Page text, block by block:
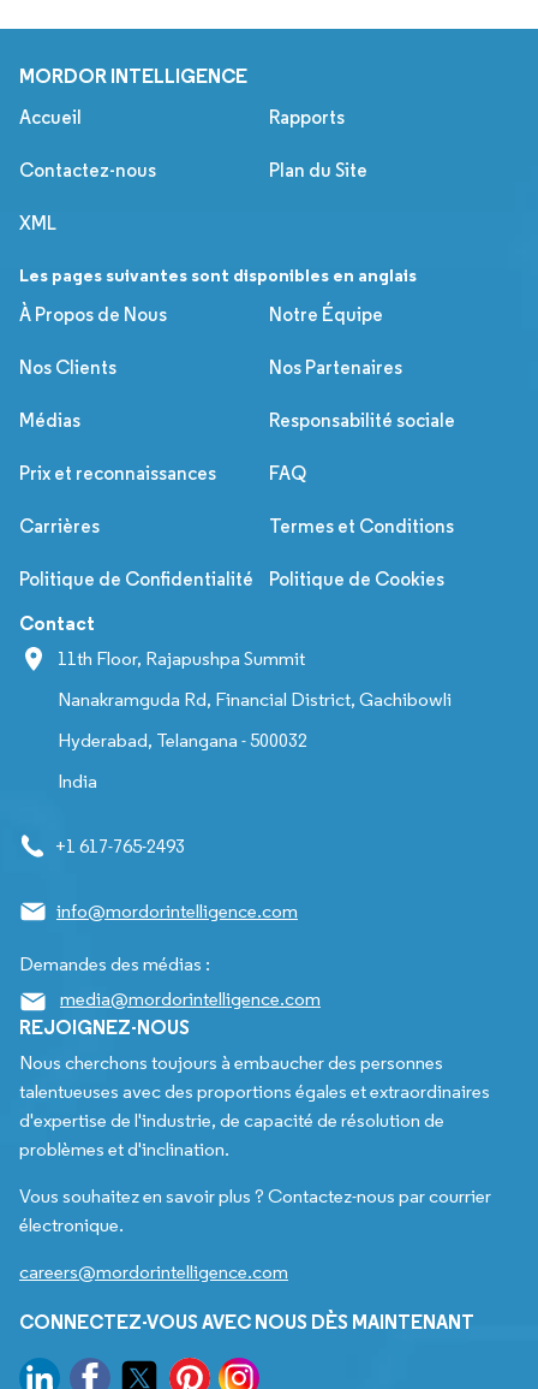
MORDOR INTELLIGENCE
Accueil Rapports
Contactez-nous Plan du Site
XML
Les pages suivantes sont disponibles en anglais
À Propos de Nous
Notre Équipe
Nos Clients Nos Partenaires
Médias Responsabilité sociale
Prix et reconnaissances FAQ
Carrières Termes et Conditions
Politique de Confidentialité Politique de Cookies
Contact
11th Floor, Rajapushpa Summit
Nanakramguda Rd, Financial District, Gachibowli
Hyderabad, Telangana - 500032
India
+1 617-765-2493
info@mordorintelligence.com
Demandes des médias :
media@mordorintelligence.com
REJOIGNEZ-NOUS
Nous cherchons toujours à embaucher des personnes
talentueuses avec des proportions égales et extraordinaires
d'expertise de l'industrie, de capacité de résolution de
problèmes et d'inclination.
Vous souhaitez en savoir plus ? Contactez-nous par courrier
électronique.
careers@mordorintelligence.com
CONNECTEZ-VOUS AVEC NOUS DÈS MAINTENANT